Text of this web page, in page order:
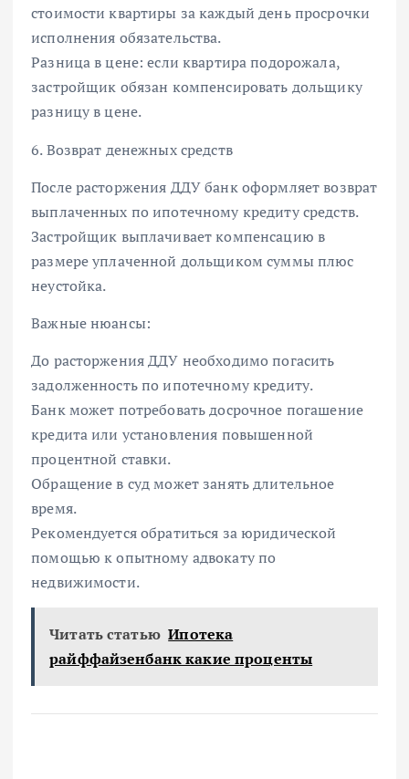
стоимости квартиры за каждый день просрочки
исполнения обязательства.
Разница в цене: если квартира подорожала,
застройщик обязан компенсировать дольщику
разницу в цене.
6. Возврат денежных средств
После расторжения ДДУ банк оформляет возврат
выплаченных по ипотечному кредиту средств.
Застройщик выплачивает компенсацию в
размере уплаченной дольщиком суммы плюс
неустойка.
Важные нюансы:
До расторжения ДДУ необходимо погасить
задолженность по ипотечному кредиту.
Банк может потребовать досрочное погашение
кредита или установления повышенной
процентной ставки.
Обращение в суд может занять длительное
время.
Рекомендуется обратиться за юридической
помощью к опытному адвокату по
недвижимости.
Читать статью Ипотека
райффайзенбанк какие проценты